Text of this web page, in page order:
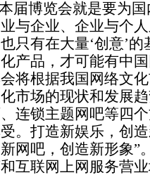
届博览会就是要为
与企业、企业与个
只有在大量‘创意’
产品，才可能有中
根据我国网络文化
市场的现状和发展
连锁主题网吧等四
。打造新娱乐，创
网吧，创造新形象”
互联网上网服务营